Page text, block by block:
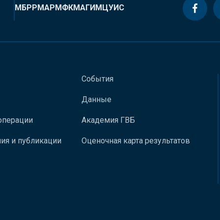
МБРРМАРМФКМАГИМЦУИС
и публикации
События
Данные
Академия ГВБ
Оценочная карта результатов